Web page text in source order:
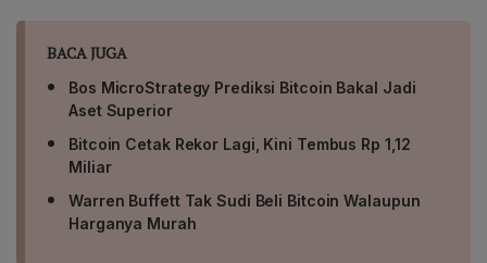
BACA JUGA
Bos MicroStrategy Prediksi Bitcoin Bakal Jadi
Aset Superior
Bitcoin Cetak Rekor Lagi, Kini Tembus Rp 1,12
Miliar
Warren Buffett Tak Sudi Beli Bitcoin Walaupun
Harganya Murah